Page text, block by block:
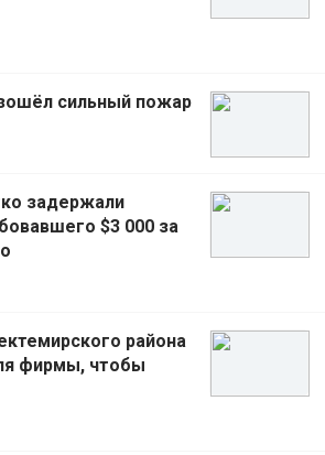
сильный пожар
задержали
$3 000 за
района
фирмы, чтобы